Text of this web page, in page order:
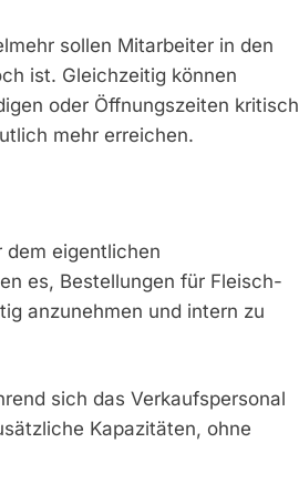
sollen Mitarbeiter in den
ist. Gleichzeitig können
oder Öffnungszeiten kritisch
mehr erreichen.
dem eigentlichen
es, Bestellungen für Fleisch-
anzunehmen und intern zu
sich das Verkaufspersonal
Kapazitäten, ohne